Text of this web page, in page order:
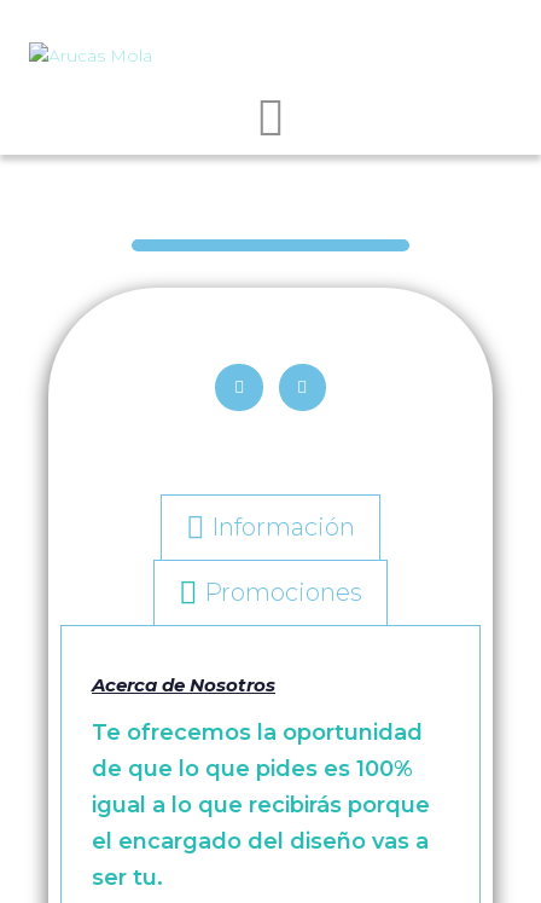
Información
Promociones
Acerca de Nosotros
Te ofrecemos la oportunidad
de que lo que pides es 100%
igual a lo que recibirás porque
el encargado del diseño vas a
ser tu.